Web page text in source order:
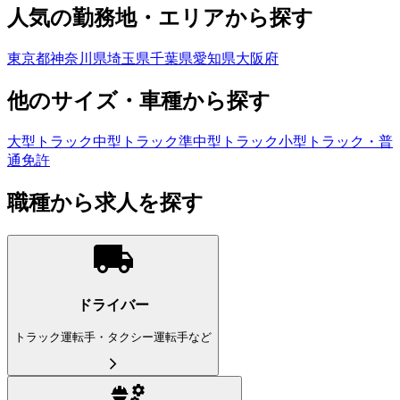
人気の勤務地・エリアから探す
東京都神奈川県埼玉県千葉県愛知県大阪府
他のサイズ・車種から探す
大型トラック中型トラック準中型トラック小型トラック・普
通免許
職種から求人を探す
ドライバー
トラック運転手・タクシー運転手など